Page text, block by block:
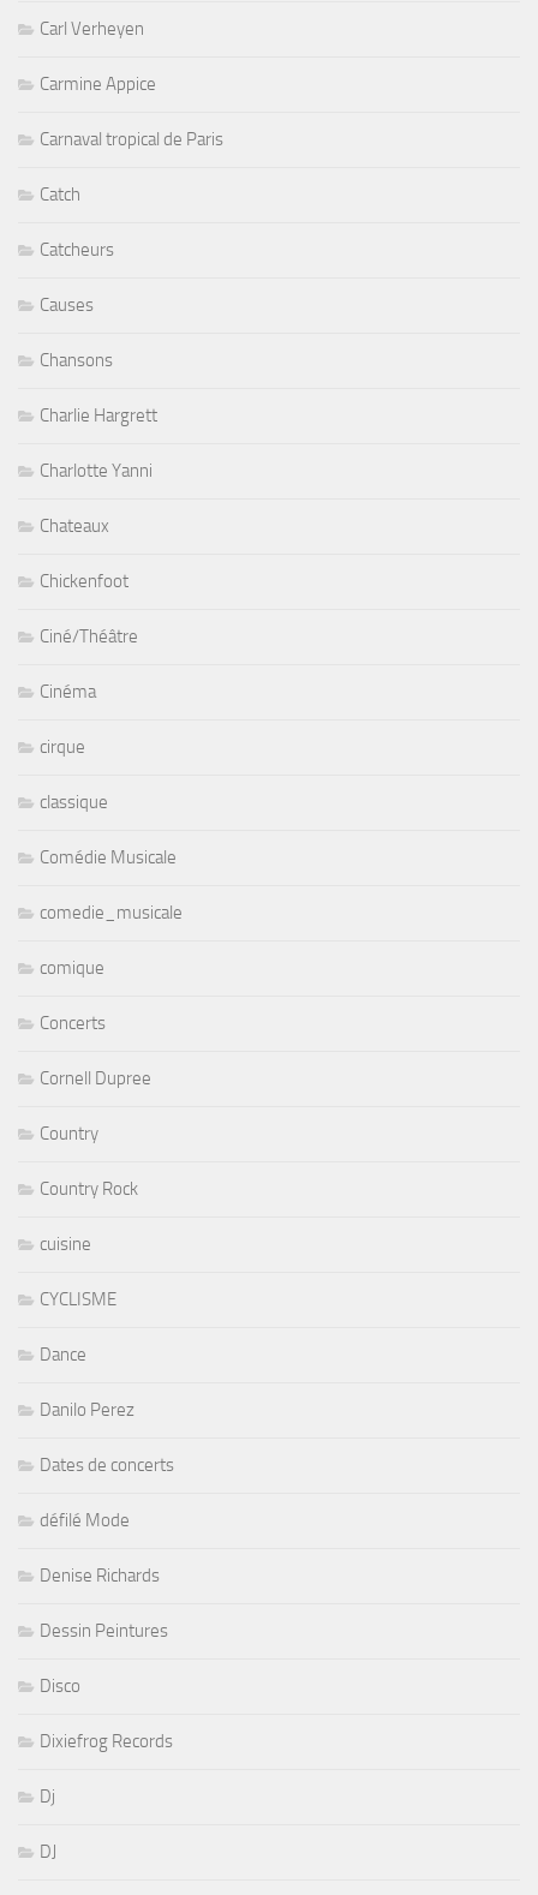
Carl Verheyen
Carmine Appice
Carnaval tropical de Paris
Catch
Catcheurs
Causes
Chansons
Charlie Hargrett
Charlotte Yanni
Chateaux
Chickenfoot
Ciné/Théâtre
Cinéma
cirque
classique
Comédie Musicale
comedie_musicale
comique
Concerts
Cornell Dupree
Country
Country Rock
cuisine
CYCLISME
Dance
Danilo Perez
Dates de concerts
défilé Mode
Denise Richards
Dessin Peintures
Disco
Dixiefrog Records
Dj
DJ